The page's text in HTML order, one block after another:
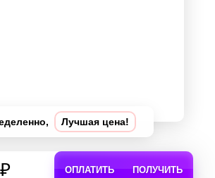
Лучшая цена!
ОПЛАТИТЬ ПОЛУЧИТЬ